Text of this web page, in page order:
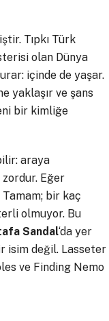
Tıpkı Türk
olan Dünya
içinde de yaşar.
yaklaşır ve şans
bir kimliğe
araya
Eğer
bir kaç
olmuyor. Bu
Sandal‘da yer
isim değil. Lasseter
ve Finding Nemo